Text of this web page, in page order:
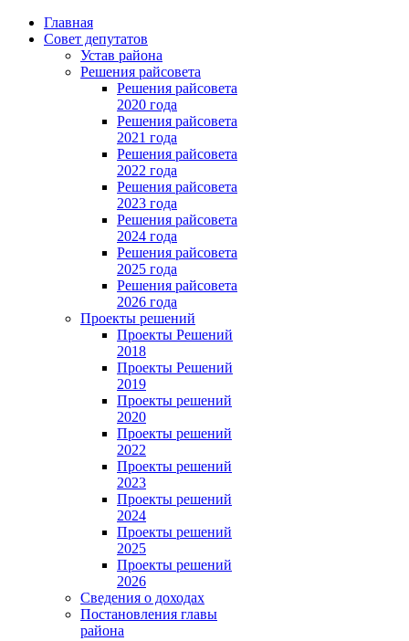
Главная
Совет депутатов
Устав района
Решения райсовета
Решения райсовета
2020 года
Решения райсовета
2021 года
Решения райсовета
2022 года
Решения райсовета
2023 года
Решения райсовета
2024 года
Решения райсовета
2025 года
Решения райсовета
2026 года
Проекты решений
Проекты Решений
2018
Проекты Решений
2019
Проекты решений
2020
Проекты решений
2022
Проекты решений
2023
Проекты решений
2024
Проекты решений
2025
Проекты решений
2026
Сведения о доходах
Постановления главы
района